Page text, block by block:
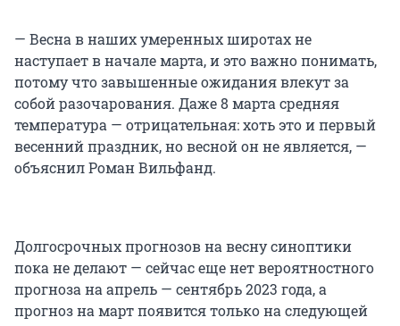
— Весна в наших умеренных широтах не
наступает в начале марта, и это важно понимать,
потому что завышенные ожидания влекут за
собой разочарования. Даже 8 марта средняя
температура — отрицательная: хоть это и первый
весенний праздник, но весной он не является, —
объяснил Роман Вильфанд.
Долгосрочных прогнозов на весну синоптики
пока не делают — сейчас еще нет вероятностного
прогноза на апрель — сентябрь 2023 года, а
прогноз на март появится только на следующей